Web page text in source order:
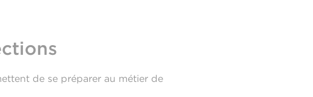
de se préparer au métier de